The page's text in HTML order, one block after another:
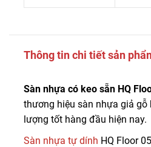
Thông tin chi tiết sản
Sàn nhựa có keo sẵn HQ
thương hiệu sàn nhựa giả gỗ
lượng tốt hàng đầu hiện nay.
Sàn nhựa tự dính HQ Floor